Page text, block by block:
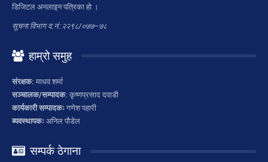
डिजिटल अनलाइन पत्रिका हो ।
सूचना विभाग द.नं.:२२९८/०७७–७८
हाम्रो समुह
संरक्षक: माधव शर्मा
सञ्चालक/सम्पादक: कृष्णप्रसाद दवाडी
कार्यकारी सम्पादकः गणेश पहारी
ब्यवस्थापकः अनिल पौडेल
सम्पर्क ठेगाना